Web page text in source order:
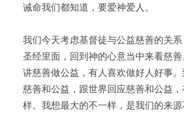
诫命我们都知道，要爱神爱人。
我们今天考虑基督徒与公益慈善的关
圣经里面，回到神的心意当中来看慈
讲慈善做公益，有人喜欢做好人好事
慈善和公益，跟世界回应慈善和公益
样。我想最大的不一样，是我们的来